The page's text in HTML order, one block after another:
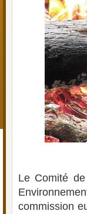
Le Comité
commission